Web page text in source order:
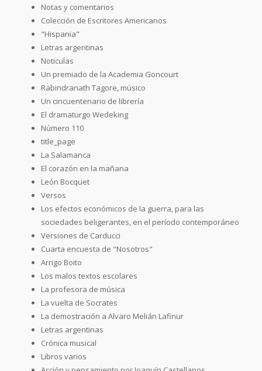
Notas y comentarios
Colección de Escritores Americanos
"Hispania"
Letras argentinas
Noticulas
Un premiado de la Academia Goncourt
Rabindranath Tagore, músico
Un cincuentenario de librería
El dramaturgo Wedeking
Número 110
title_page
La Salamanca
El corazón en la mañana
León Bocquet
Versos
Los efectos económicos de la guerra, para las
sociedades beligerantes, en el período contemporáneo
Versiones de Carducci
Cuarta encuesta de "Nosotros"
Arrigo Boito
Los malos textos escolares
La profesora de música
La vuelta de Socrates
La demostración a Alvaro Melián Lafinur
Letras argentinas
Crónica musical
Libros varios